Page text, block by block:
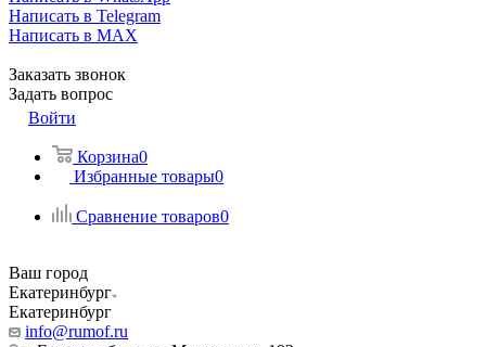
Написать в Telegram
Написать в MAX
Заказать звонок
Задать вопрос
Войти
Корзина0
Избранные товары0
Сравнение товаров0
Ваш город
Екатеринбург
Екатеринбург
info@rumof.ru